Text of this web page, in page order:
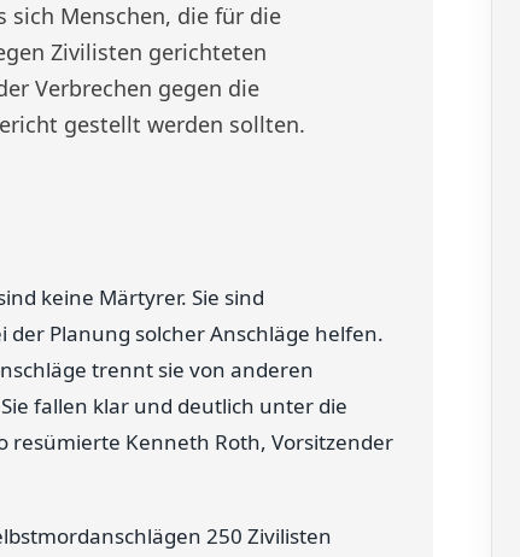
sich Menschen, die für die
Zivilisten gerichteten
Verbrechen gegen die
gestellt werden sollten.
keine Märtyrer. Sie sind
der Planung solcher Anschläge helfen.
trennt sie von anderen
fallen klar und deutlich unter die
resümierte Kenneth Roth, Vorsitzender
250 Zivilisten